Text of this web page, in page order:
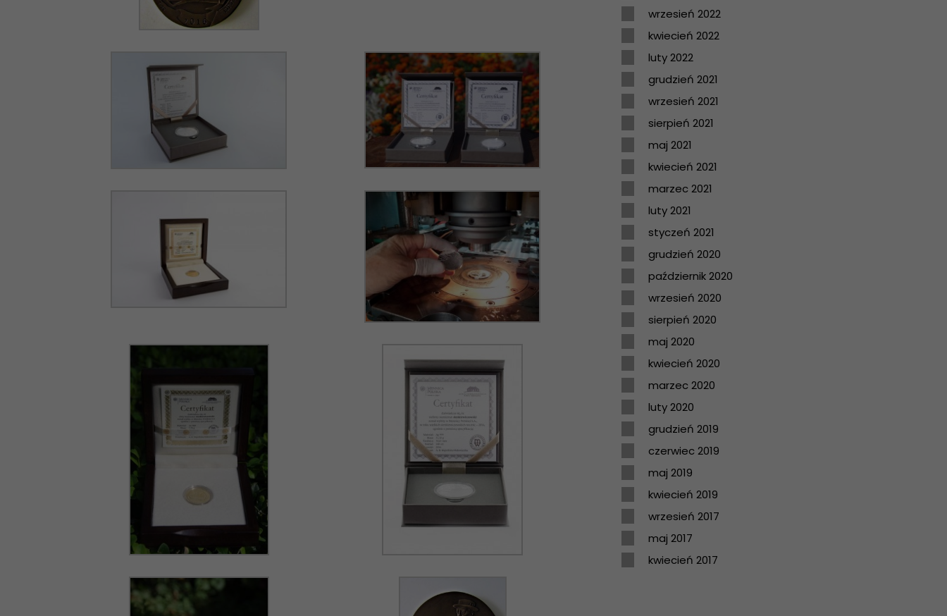
wrzesień 2022
kwiecień 2022
luty 2022
grudzień 2021
wrzesień 2021
sierpień 2021
maj 2021
kwiecień 2021
marzec 2021
luty 2021
styczeń 2021
grudzień 2020
październik 2020
wrzesień 2020
sierpień 2020
maj 2020
kwiecień 2020
marzec 2020
luty 2020
grudzień 2019
czerwiec 2019
maj 2019
kwiecień 2019
wrzesień 2017
maj 2017
kwiecień 2017